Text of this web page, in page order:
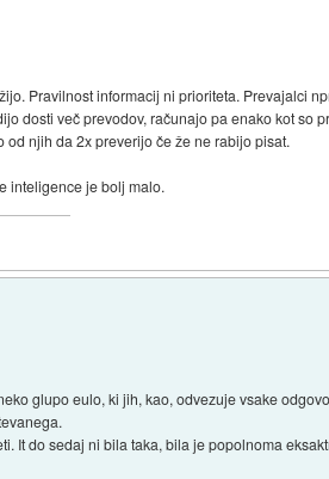
Pravilnost informacij ni prioriteta. Prevajalci
dosti več prevodov, računajo pa enako kot so
njih da 2x preverijo če že ne rabijo pisat.
inteligence je bolj malo.
glupo eulo, ki jih, kao, odvezuje vsake
It do sedaj ni bila taka, bila je popolnoma